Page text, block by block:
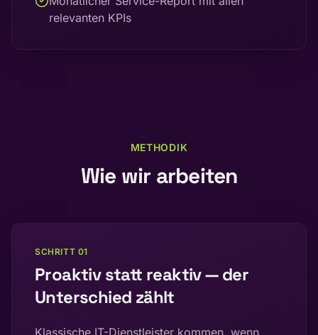
relevanten KPIs
METHODIK
Wie wir arbeiten
SCHRITT 01
Proaktiv statt reaktiv — der
Unterschied zählt
Klassische IT-Dienstleister kommen, wenn